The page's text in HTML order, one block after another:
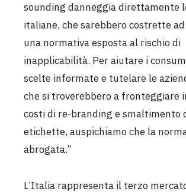
sounding danneggia direttamente
italiane, che sarebbero costrette
una normativa esposta al rischio di
inapplicabilità. Per aiutare i
scelte informate e tutelare le
che si troverebbero a fronteggiare
costi di re-branding e smaltimento
etichette, auspichiamo che la
abrogata.”
L’Italia rappresenta il terzo